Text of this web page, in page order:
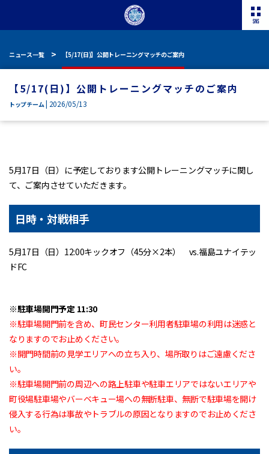
ニュース一覧 【5/17(日)】公開トレーニングマッチのご案内
【5/17(日)】公開トレーニングマッチのご案内
トップチーム| 2026/05/13
5月17日（日）に予定しております公開トレーニングマッチに関し
て、ご案内させていただきます。
日時・対戦相手
5月17日（日）12:00キックオフ（45分×2本） vs.福島ユナイテッ
ドFC
※駐車場開門予定 11:30
※駐車場開門前を含め、町民センター利用者駐車場の利用は迷惑と
なりますのでお止めください。
※開門時間前の見学エリアへの立ち入り、場所取りはご遠慮くださ
い。
※駐車場開門前の周辺への路上駐車や駐車エリアではないエリアや
町役場駐車場やバーベキュー場への無断駐車、無断で駐車場を開け
侵入する行為は事故やトラブルの原因となりますのでお止めくださ
い。